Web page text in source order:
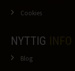
Cookies
NYTTIG
Blog